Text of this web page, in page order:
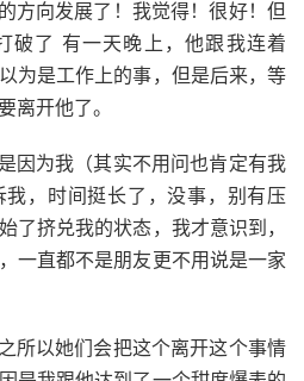
方向发展了！我觉得！很好！但
破了 有一天晚上，他跟我连着
为是工作上的事，但是后来，等
离开他了。
因为我（其实不用问也肯定有我
，时间挺长了，没事，别有压
了挤兑我的状态，我才意识到，
一直都不是朋友更不用说是一家
所以她们会把这个离开这个事情